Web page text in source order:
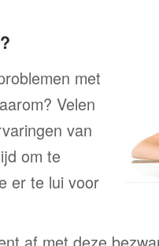
met
Velen
van
om te
er te lui voor